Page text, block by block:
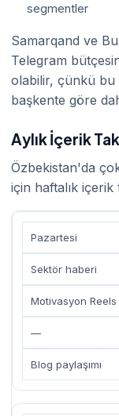
segmentler
Samarqand ve
Telegram
olabilir, çünkü bu
başkente göre
Aylık İçerik
Özbekistan'da
için haftalık
Pazartesi
Sektör haberi
Motivasyon Reels
—
Blog paylaşımı